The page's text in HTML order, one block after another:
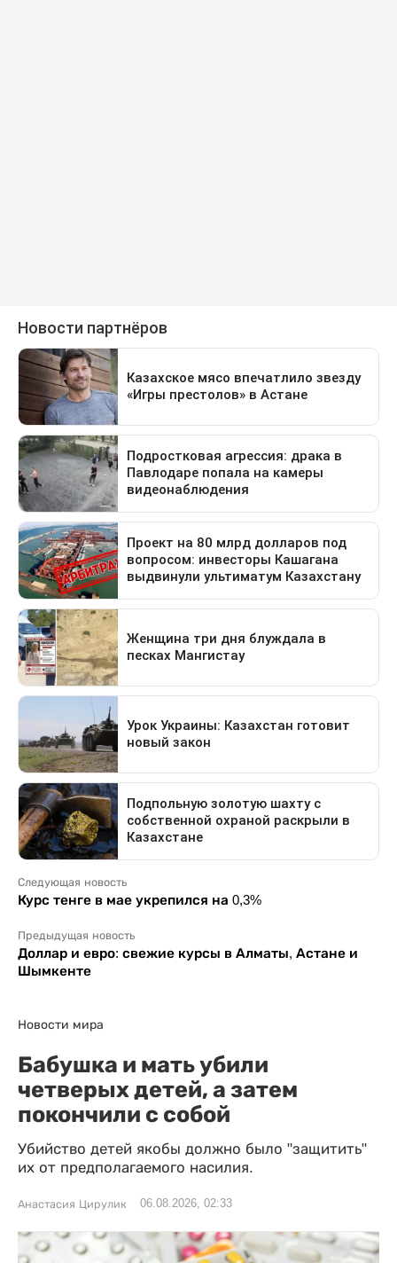
Следующая новость
Курс тенге в мае укрепился на 0,3%
Предыдущая новость
Доллар и евро: свежие курсы в Алматы, Астане и
Шымкенте
Новости мира
Бабушка и мать убили
четверых детей, а затем
покончили с собой
Убийство детей якобы должно было "защитить"
их от предполагаемого насилия.
Анастасия Цирулик 06.08.2026, 02:33